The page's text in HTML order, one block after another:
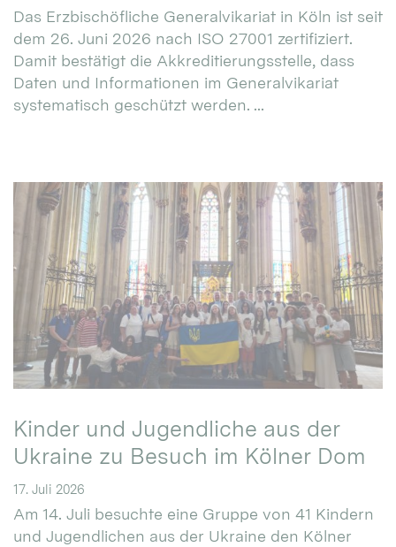
Das Erzbischöfliche Generalvikariat in Köln ist seit
dem 26. Juni 2026 nach ISO 27001 zertifiziert.
Damit bestätigt die Akkreditierungsstelle, dass
Daten und Informationen im Generalvikariat
systematisch geschützt werden. ...
Kinder und Jugendliche aus der
Ukraine zu Besuch im Kölner Dom
17. Juli 2026
Am 14. Juli besuchte eine Gruppe von 41 Kindern
und Jugendlichen aus der Ukraine den Kölner